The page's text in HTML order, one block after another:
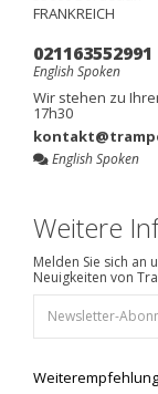
FRANKREICH
021163552991
English Spoken
Wir stehen zu
17h30
English Spoken
Weitere
Melden Sie sich an
Neuigkeiten von
Weiterempfehlung